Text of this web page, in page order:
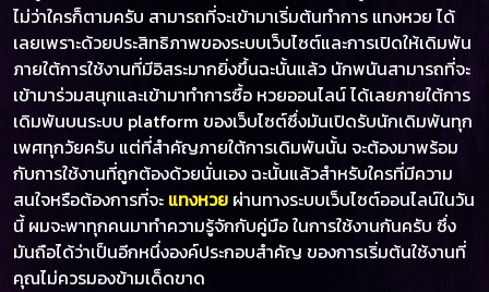
ไม่ว่าใครก็ตามครับ สามารถที่จะเข้ามาเริ่มต้นทำการ แทงหวย ได้
เลยเพราะด้วยประสิทธิภาพของระบบเว็บไซต์และการเปิดให้เดิมพัน
ภายใต้การใช้งานที่มีอิสระมากยิ่งขึ้นฉะนั้นแล้ว นักพนันสามารถที่จะ
เข้ามาร่วมสนุกและเข้ามาทำการซื้อ หวยออนไลน์ ได้เลยภายใต้การ
เดิมพันบนระบบ platform ของเว็บไซต์ซึ่งมันเปิดรับนักเดิมพันทุก
เพศทุกวัยครับ แต่ที่สำคัญภายใต้การเดิมพันนั้น จะต้องมาพร้อม
กับการใช้งานที่ถูกต้องด้วยนั่นเอง ฉะนั้นแล้วสำหรับใครที่มีความ
สนใจหรือต้องการที่จะ แทงหวย ผ่านทางระบบเว็บไซต์ออนไลน์ในวัน
นี้ ผมจะพาทุกคนมาทำความรู้จักกับคู่มือ ในการใช้งานกันครับ ซึ่ง
มันถือได้ว่าเป็นอีกหนึ่งองค์ประกอบสำคัญ ของการเริ่มต้นใช้งานที่
คุณไม่ควรมองข้ามเด็ดขาด